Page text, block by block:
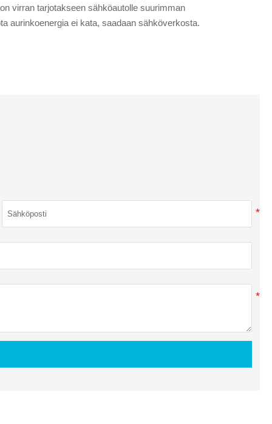
virran tarjotakseen sähköautolle suurimman
aurinkoenergia ei kata, saadaan sähköverkosta.